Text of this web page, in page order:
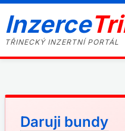
Inzerce
TŘINECKÝ INZERTNÍ PORTÁL
Daruji bundy